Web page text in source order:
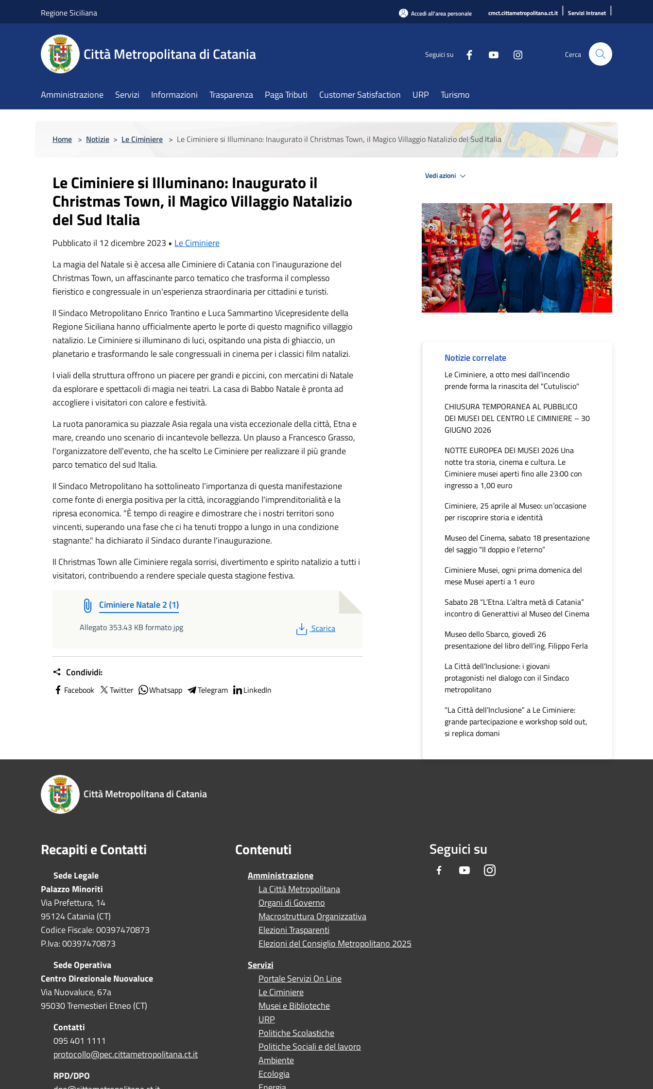
Regione Siciliana Accedi all'area personale cmct.cittametropolitana.ct.it | Servizi Intranet |
Città Metropolitana di Catania Seguici su Cerca
Amministrazione Servizi Informazioni Trasparenza Paga Tributi Customer Satisfaction URP Turismo
Home > Notizie > Le Ciminiere > Le Ciminiere si Illuminano: Inaugurato il Christmas Town, il Magico Villaggio Natalizio del Sud Italia
Le Ciminiere si Illuminano: Inaugurato il
Christmas Town, il Magico Villaggio Natalizio
del Sud Italia
Pubblicato il 12 dicembre 2023 • Le Ciminiere
La magia del Natale si è accesa alle Ciminiere di Catania con l'inaugurazione del
Christmas Town, un affascinante parco tematico che trasforma il complesso
fieristico e congressuale in un'esperienza straordinaria per cittadini e turisti.
Il Sindaco Metropolitano Enrico Trantino e Luca Sammartino Vicepresidente della
Regione Siciliana hanno ufficialmente aperto le porte di questo magnifico villaggio
natalizio. Le Ciminiere si illuminano di luci, ospitando una pista di ghiaccio, un
planetario e trasformando le sale congressuali in cinema per i classici film natalizi.
I viali della struttura offrono un piacere per grandi e piccini, con mercatini di Natale
da esplorare e spettacoli di magia nei teatri. La casa di Babbo Natale è pronta ad
accogliere i visitatori con calore e festività.
La ruota panoramica su piazzale Asia regala una vista eccezionale della città, Etna e
mare, creando uno scenario di incantevole bellezza. Un plauso a Francesco Grasso,
l'organizzatore dell'evento, che ha scelto Le Ciminiere per realizzare il più grande
parco tematico del sud Italia.
Il Sindaco Metropolitano ha sottolineato l'importanza di questa manifestazione
come fonte di energia positiva per la città, incoraggiando l'imprenditorialità e la
ripresa economica. "È tempo di reagire e dimostrare che i nostri territori sono
vincenti, superando una fase che ci ha tenuti troppo a lungo in una condizione
stagnante." ha dichiarato il Sindaco durante l'inaugurazione.
Il Christmas Town alle Ciminiere regala sorrisi, divertimento e spirito natalizio a tutti i
visitatori, contribuendo a rendere speciale questa stagione festiva.
Ciminiere Natale 2 (1)
Allegato 353.43 KB formato jpg PDF
Scarica
Condividi:
Facebook Twitter Whatsapp Telegram LinkedIn
Vedi azioni
Notizie correlate
Le Ciminiere, a otto mesi dall'incendio
prende forma la rinascita del "Cutuliscio"
CHIUSURA TEMPORANEA AL PUBBLICO
DEI MUSEI DEL CENTRO LE CIMINIERE – 30
GIUGNO 2026
NOTTE EUROPEA DEI MUSEI 2026 Una
notte tra storia, cinema e cultura. Le
Ciminiere musei aperti fino alle 23:00 con
ingresso a 1,00 euro
Ciminiere, 25 aprile al Museo: un’occasione
per riscoprire storia e identità
Museo del Cinema, sabato 18 presentazione
del saggio “Il doppio e l’eterno”
Ciminiere Musei, ogni prima domenica del
mese Musei aperti a 1 euro
Sabato 28 “L’Etna. L’altra metà di Catania”
incontro di Generattivi al Museo del Cinema
Museo dello Sbarco, giovedì 26
presentazione del libro dell’ing. Filippo Ferla
La Città dell’Inclusione: i giovani
protagonisti nel dialogo con il Sindaco
metropolitano
“La Città dell’Inclusione” a Le Ciminiere:
grande partecipazione e workshop sold out,
si replica domani
Città Metropolitana di Catania
Recapiti e Contatti
Sede Legale
Palazzo Minoriti
Via Prefettura, 14
95124 Catania (CT)
Codice Fiscale: 00397470873
P.Iva: 00397470873
Sede Operativa
Centro Direzionale Nuovaluce
Via Nuovaluce, 67a
95030 Tremestieri Etneo (CT)
Contatti
095 401 1111
protocollo@pec.cittametropolitana.ct.it
RPD/DPO
Contenuti
Amministrazione
La Città Metropolitana
Organi di Governo
Macrostruttura Organizzativa
Elezioni Trasparenti
Elezioni del Consiglio Metropolitano 2025
Servizi
Portale Servizi On Line
Le Ciminiere
Musei e Biblioteche
URP
Politiche Scolastiche
Politiche Sociali e del lavoro
Ambiente
Ecologia
Seguici su
Facebook YoutubeInstagram